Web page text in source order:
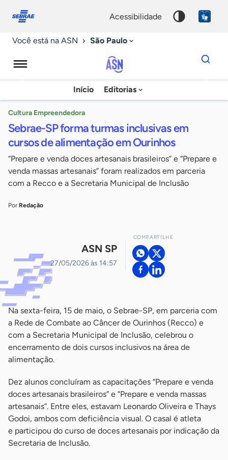
conosco
acessibilidade
Você está na ASN São Paulo
Agência
Sebrae
Notícias
Início Editorias
Dados
para
chave
Cultura Empreendedora
Sebrae-SP forma turmas inclusivas em
cursos de alimentação em Ourinhos
“Prepare e venda doces artesanais brasileiros” e “Prepare e
venda massas artesanais” foram realizados em parceria
com a Recco e a Secretaria Municipal de Inclusão
Por Redação
ASN SP
27/05/2026 às 14:57
COMPARTILHE
Na sexta-feira, 15 de maio, o Sebrae-SP, em parceria com
a Rede de Combate ao Câncer de Ourinhos (Recco) e
com a Secretaria Municipal de Inclusão, celebrou o
encerramento de dois cursos inclusivos na área de
alimentação.
Dez alunos concluíram as capacitações “Prepare e venda
doces artesanais brasileiros” e “Prepare e venda massas
artesanais”. Entre eles, estavam Leonardo Oliveira e Thays
Godoi, ambos com deficiência visual. O casal é atleta
e participou do curso de doces artesanais por indicação da
Secretaria de Inclusão.